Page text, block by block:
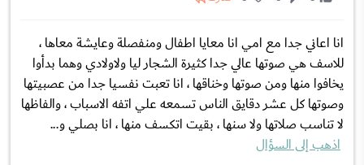
انا اعاني جدا مع امي انا معايا اطفال ومنفصلة وعايشة معاها ،
للاسف هي صوتها عالي جدا كثيرة الشجار ليا ولاولادي وهما بدأوا
يخافوا منها ومن صوتها وخناقها ، انا تعبت نفسيا جدا من عصبيتها
وصوتها كل عشر دقايق الناس تسمعه علي اتفه الاسباب ، والفاظها
لا تناسب صلاتها ولا سنها ، بقيت اتكسف منها ، انا بصلي و...
اذهب إلى السؤال